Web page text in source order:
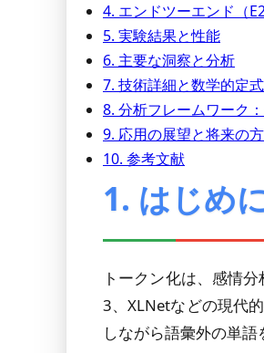
4. エンドツーエンド（
5. 実験結果と性能
6. 主要な洞察と分析
7. 技術詳細と数学的定
8. 分析フレームワーク
9. 応用の展望と将来の
10. 参考文献
1. はじめ
トークン化は、感情
3、XLNetなどの現代
しながら語彙外の単